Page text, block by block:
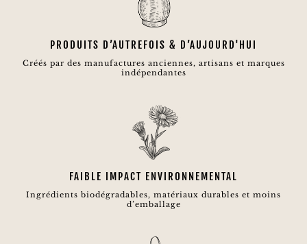
PRODUITS D’AUTREFOIS & D’AUJOURD'HUI
Créés par des manufactures anciennes, artisans et marques
indépendantes
FAIBLE IMPACT ENVIRONNEMENTAL
Ingrédients biodégradables, matériaux durables et moins
d’emballage